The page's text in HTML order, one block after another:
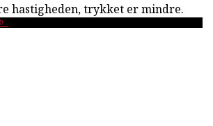
hastigheden, trykket er mindre.